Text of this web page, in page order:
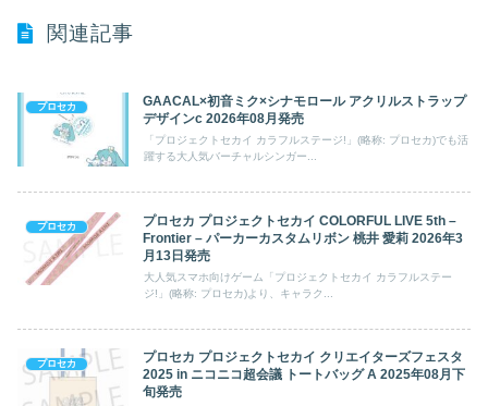
関連記事
プロセカ
GAACAL×初音ミク×シナモロール アクリルストラップ
デザインc 2026年08月発売
「プロジェクトセカイ カラフルステージ!」(略称: プロセカ)でも活
躍する大人気バーチャルシンガー...
プロセカ
プロセカ プロジェクトセカイ COLORFUL LIVE 5th –
Frontier – パーカーカスタムリボン 桃井 愛莉 2026年3
月13日発売
大人気スマホ向けゲーム「プロジェクトセカイ カラフルステー
ジ!」(略称: プロセカ)より、キャラク...
プロセカ
プロセカ プロジェクトセカイ クリエイターズフェスタ
2025 in ニコニコ超会議 トートバッグ A 2025年08月下
旬発売